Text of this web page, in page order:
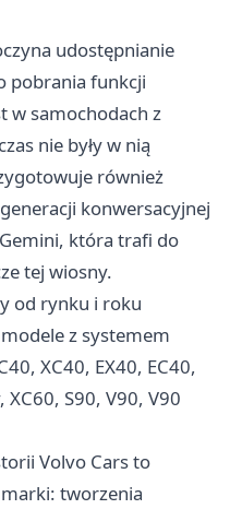
udostępnianie
pobrania funkcji
w samochodach z
nie były w nią
również
konwersacyjnej
która trafi do
tej wiosny.
od rynku i roku
z systemem
XC40, EX40, EC40,
S90, V90, V90
Volvo Cars to
tworzenia